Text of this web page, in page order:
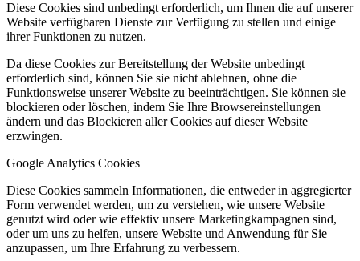
Diese Cookies sind unbedingt erforderlich, um Ihnen die auf unserer
Website verfügbaren Dienste zur Verfügung zu stellen und einige
ihrer Funktionen zu nutzen.
Da diese Cookies zur Bereitstellung der Website unbedingt
erforderlich sind, können Sie sie nicht ablehnen, ohne die
Funktionsweise unserer Website zu beeinträchtigen. Sie können sie
blockieren oder löschen, indem Sie Ihre Browsereinstellungen
ändern und das Blockieren aller Cookies auf dieser Website
erzwingen.
Google Analytics Cookies
Diese Cookies sammeln Informationen, die entweder in aggregierter
Form verwendet werden, um zu verstehen, wie unsere Website
genutzt wird oder wie effektiv unsere Marketingkampagnen sind,
oder um uns zu helfen, unsere Website und Anwendung für Sie
anzupassen, um Ihre Erfahrung zu verbessern.